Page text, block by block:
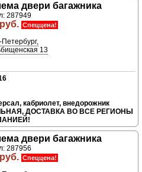
двери багажника
287949
Спеццена!
Петербург,
13
кабриолет, внедорожник
ДОСТАВКА ВО ВСЕ РЕГИОНЫ
двери багажника
287956
Спеццена!